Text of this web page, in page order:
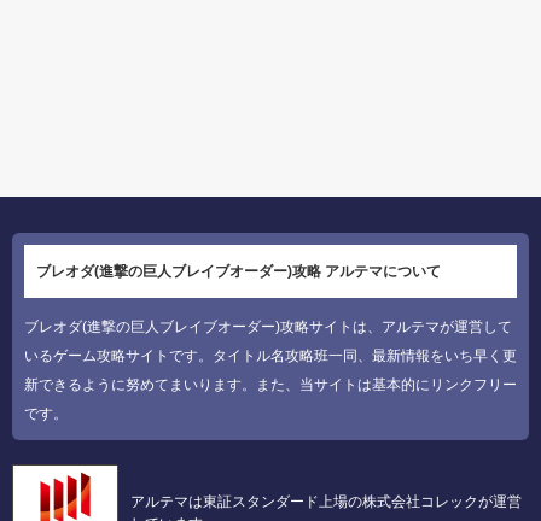
ブレオダ(進撃の巨人ブレイブオーダー)攻略 アルテマについて
ブレオダ(進撃の巨人ブレイブオーダー)攻略サイトは、アルテマが運営して
いるゲーム攻略サイトです。タイトル名攻略班一同、最新情報をいち早く更
新できるように努めてまいります。また、当サイトは基本的にリンクフリー
です。
アルテマは東証スタンダード上場の株式会社コレックが運営